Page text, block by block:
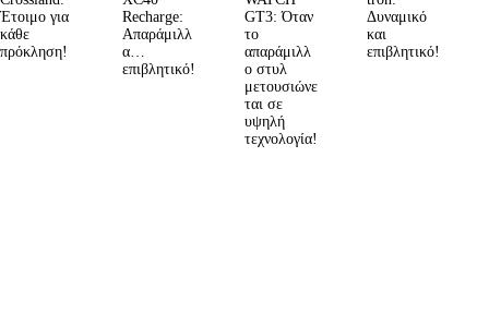
Έτοιμο για
κάθε
πρόκληση!
Recharge:
Απαράμιλλ
α…
επιβλητικό!
GT3: Όταν
το
απαράμιλλ
ο στυλ
μετουσιώνε
ται σε
υψηλή
τεχνολογία!
Δυναμικό
και
επιβλητικό!